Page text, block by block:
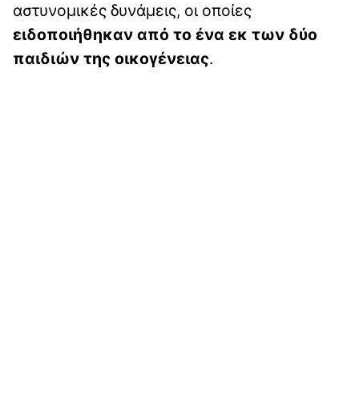
αστυνομικές δυνάμεις, οι οποίες
ειδοποιήθηκαν από το ένα εκ των δύο
παιδιών της οικογένειας.